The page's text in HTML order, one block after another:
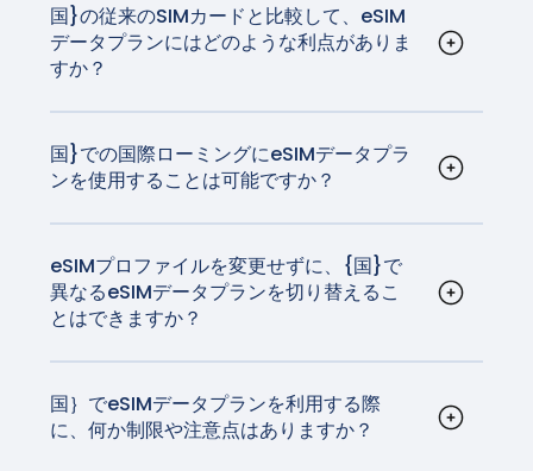
に、一部のタブレットやスマートウォッチも対応
しています。
国}の従来のSIMカードと比較して、eSIM
データプランにはどのような利点がありま
すか？
ことなくキャリアを簡単に切り替えることができ
るため、旅行者に最適です。もうSIMカードをいじ
国}での国際ローミングにeSIMデータプラ
ンを使用することは可能ですか？
は、高品質で信頼性の高いネットワークと接続
を、自国の通信事業者が請求するデータローミン
グ料金の数分の一で提供します。
eSIMプロファイルを変更せずに、{国}で
異なるeSIMデータプランを切り替えるこ
とはできますか？
とができます。これはシームレスなプロセスで、
実物SIMカードの入れ替える必要はありません。帰
国｝でeSIMデータプランを利用する際
に、何か制限や注意点はありますか？